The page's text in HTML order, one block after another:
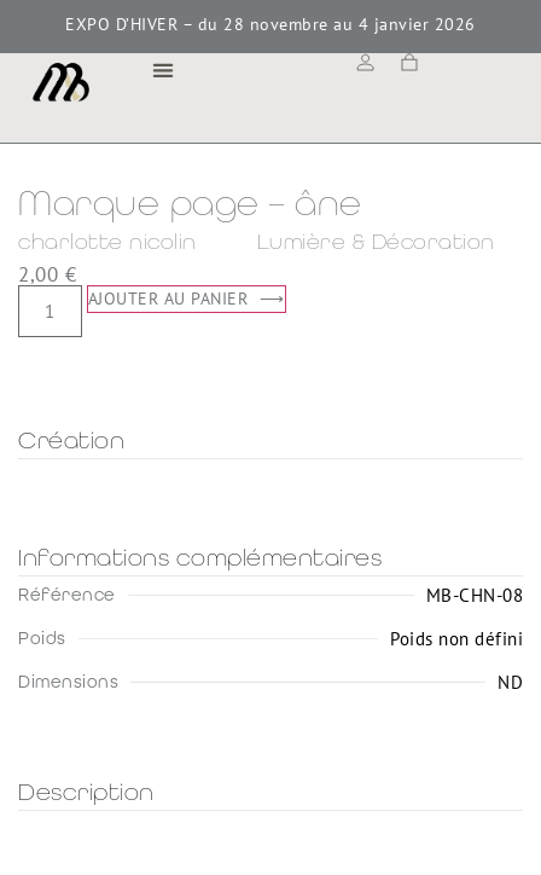
EXPO D’HIVER – du 28 novembre au 4 janvier 2026
Marque page – âne
charlotte nicolin Lumière & Décoration
2,00 €
AJOUTER AU PANIER
Création
Informations complémentaires
Référence MB-CHN-08
Poids Poids non défini
Dimensions ND
Description